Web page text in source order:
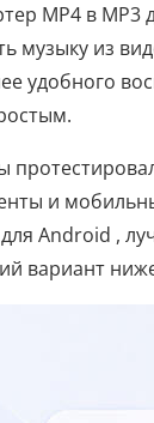
MP4 в MP3
музыку из
удобного
и
Android ,
вариант